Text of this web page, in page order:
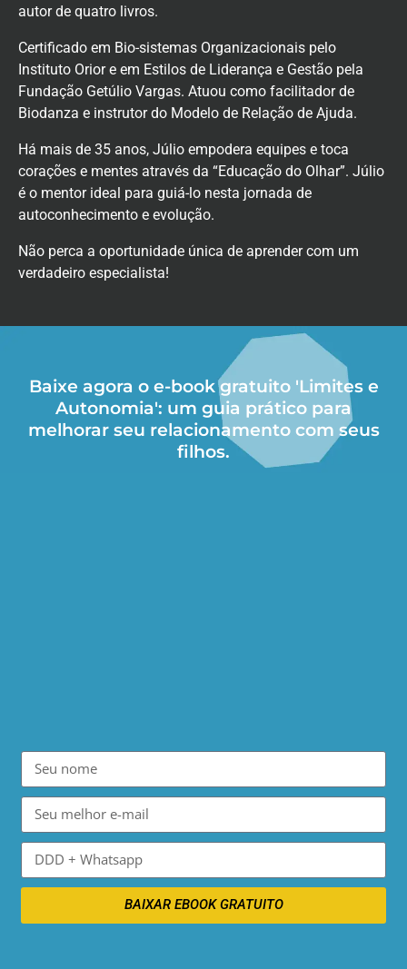
autor de quatro livros.
Certificado em Bio-sistemas Organizacionais pelo
Instituto Orior e em Estilos de Liderança e Gestão pela
Fundação Getúlio Vargas. Atuou como facilitador de
Biodanza e instrutor do Modelo de Relação de Ajuda.
Há mais de 35 anos, Júlio empodera equipes e toca
corações e mentes através da “Educação do Olhar”. Júlio
é o mentor ideal para guiá-lo nesta jornada de
autoconhecimento e evolução.
Não perca a oportunidade única de aprender com um
verdadeiro especialista!
BAIXAR EBOOK GRATUITO
Baixe agora o e-book gratuito 'Limites e
Autonomia': um guia prático para
melhorar seu relacionamento com seus
filhos.​